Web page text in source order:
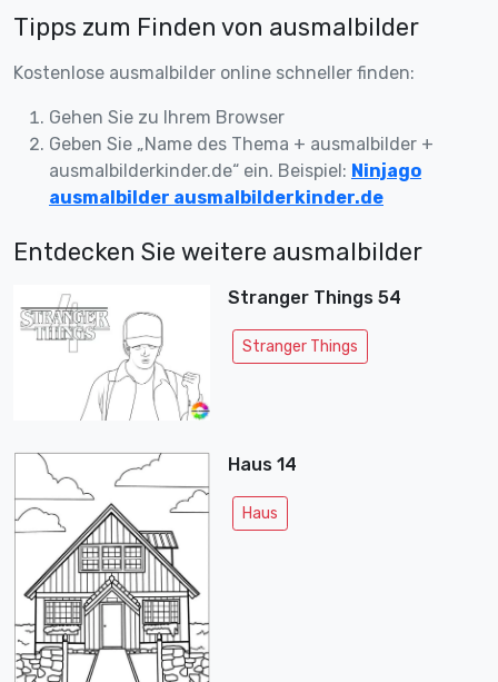
Tipps zum Finden von ausmalbilder
Kostenlose ausmalbilder online schneller finden:
Gehen Sie zu Ihrem Browser
Geben Sie „Name des Thema + ausmalbilder +
ausmalbilderkinder.de“ ein. Beispiel: Ninjago
ausmalbilder ausmalbilderkinder.de
Entdecken Sie weitere ausmalbilder
Stranger Things 54
Stranger Things
Haus 14
Haus